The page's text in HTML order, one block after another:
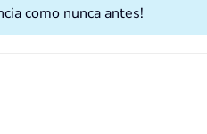
como nunca antes!